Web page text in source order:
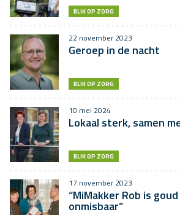
BLIK OP ZORG
22 november 2023
Geroep in de nacht
BLIK OP ZORG
10 mei 2024
Lokaal sterk, samen
BLIK OP ZORG
17 november 2023
“MiMakker Rob is
onmisbaar”